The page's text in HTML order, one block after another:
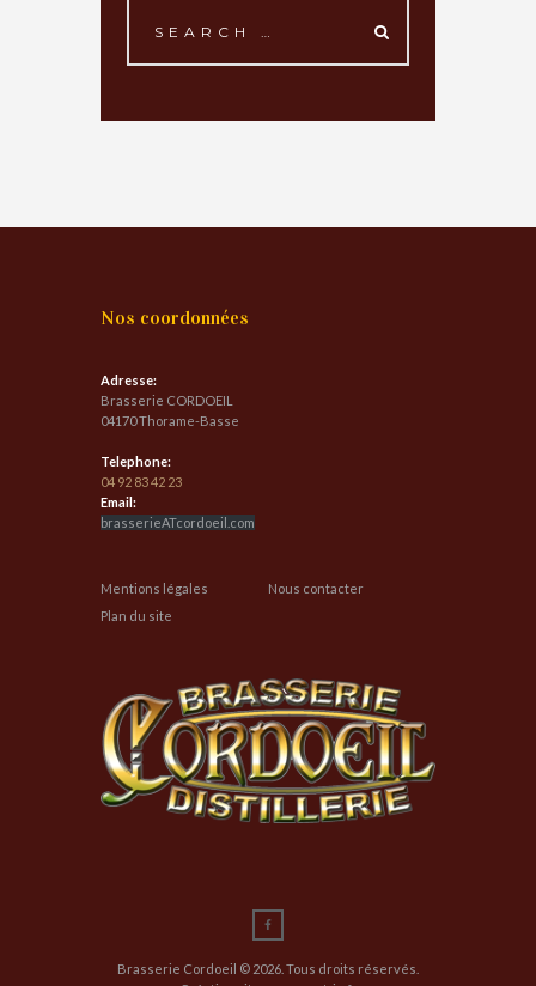
Nos coordonnées
Adresse:
Brasserie CORDOEIL
04170 Thorame-Basse
Telephone:
04 92 83 42 23
Email:
brasserieATcordoeil.com
Mentions légales
Nous contacter
Plan du site
Brasserie Cordoeil © 2026. Tous droits réservés.